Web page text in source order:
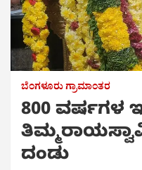
ಬೆಂಗಳೂರು ಗ್ರಾಮಾಂತರ
800 ವರ್ಷಗಳ
ದಂಡು